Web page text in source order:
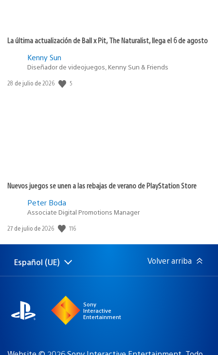
La última actualización de Ball x Pit, The Naturalist, llega el 6 de agosto
Kenny Sun
Diseñador de videojuegos, Kenny Sun & Friends
Fecha
28 de julio de 2026 5
Nuevos juegos se unen a las rebajas de verano de PlayStation Store
Peter Boda
Associate Digital Promotions Manager
Fecha
publicación:
27 de julio de 2026 116
Selecciona
una
Región
actual:
Español (UE) Volver arriba
Sony
Interactive
Entertainment